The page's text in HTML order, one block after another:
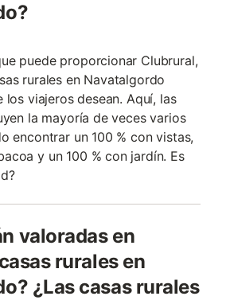
puede proporcionar Clubrural,
rurales en Navatalgordo
viajeros desean. Aquí, las
la mayoría de veces varios
encontrar un 100 % con vistas,
y un 100 % con jardín. Es
valoradas en
rurales en
¿Las casas rurales